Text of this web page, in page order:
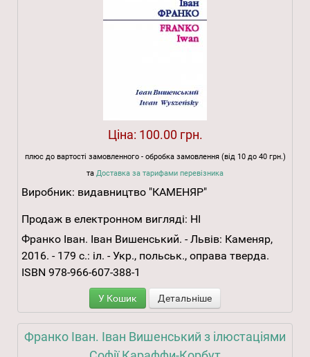
Ціна: 100.00 грн.
плюс до вартості замовленного - обробка замовлення (від 10 до 40 грн.)
та Доставка за тарифами перевізника
Виробник: видавництво "КАМЕНЯР"
Продаж в електронном вигляді: НІ
Франко Іван. Іван Вишенський. - Львів: Каменяр,
2016. - 179 с.: іл. - Укр., польськ., оправа тверда.
ISBN 978-966-607-388-1
У Кошик Детальніше
Франко Іван. Іван Вишенський з ілюстаціями